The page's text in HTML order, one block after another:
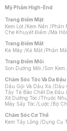
Mỹ Phẩm High-End
Trang Điểm Mặt
Kem Lót /Kem Nền /Phấn
Che Khuyết Điểm /Má
Trang Điểm Mắt
Kẻ Mày /Kẻ Mắt /Phấn
Trang Điểm Môi
Son Dưỡng Môi /Son
Chăm Sóc Tóc Và Da Đầu
Dầu Gội Và Dầu Xả /Dầu
Tẩy Tế Bào Chết Da Đầu /
Xịt Dưỡng Tóc /Thuốc
Máy Sấy Tóc /Lược /Bộ
Chăm Sóc Cơ Thể
Kem Tẩy Lông /Dụng Cụ